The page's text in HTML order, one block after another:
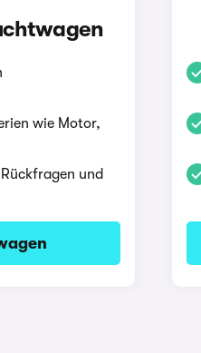
wie Motor,
und